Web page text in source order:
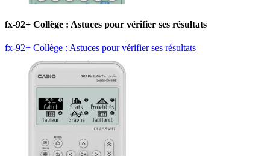
fx-92+ Collège : Astuces pour vérifier ses résultats
fx-92+ Collège : Astuces pour vérifier ses résultats